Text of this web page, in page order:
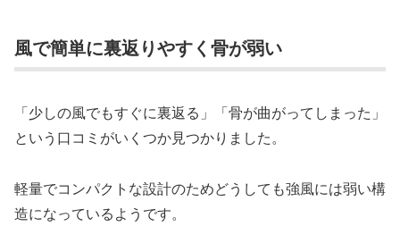
風で簡単に裏返りやすく骨が弱い
「少しの風でもすぐに裏返る」「骨が曲がってしまった」
という口コミがいくつか見つかりました。
軽量でコンパクトな設計のためどうしても強風には弱い構
造になっているようです。